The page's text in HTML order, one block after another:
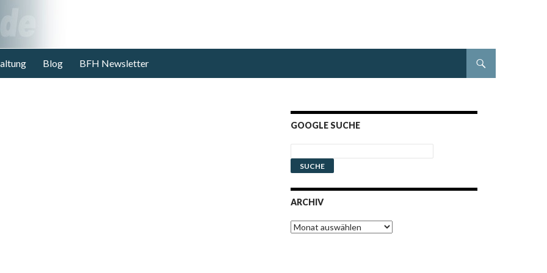
Blog BFH Newsletter
GOOGLE SUCHE
ARCHIV
Archiv